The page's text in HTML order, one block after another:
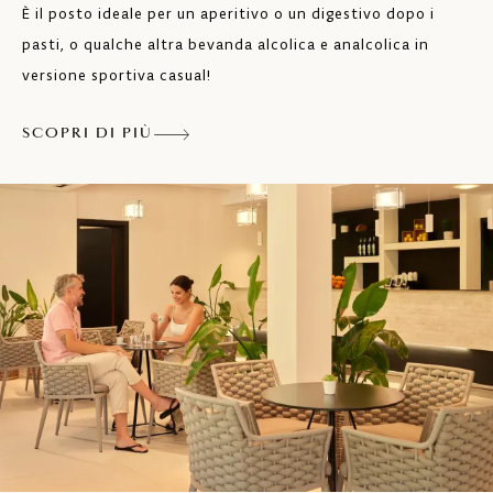
È il posto ideale per un aperitivo o un digestivo dopo i
pasti, o qualche altra bevanda alcolica e analcolica in
versione sportiva casual!
SCOPRI DI PIÙ